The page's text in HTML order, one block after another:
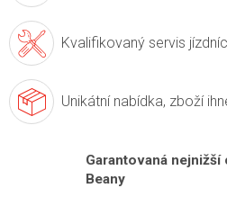
Kvalifikovaný servis
Unikátní nabídka, zboží
Garantovaná
Beany